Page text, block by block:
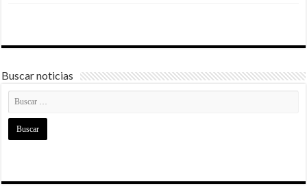
Buscar noticias